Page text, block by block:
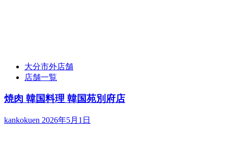
大分市外店舗
店舗一覧
焼肉 韓国料理 韓国苑別府店
kankokuen 2026年5月1日